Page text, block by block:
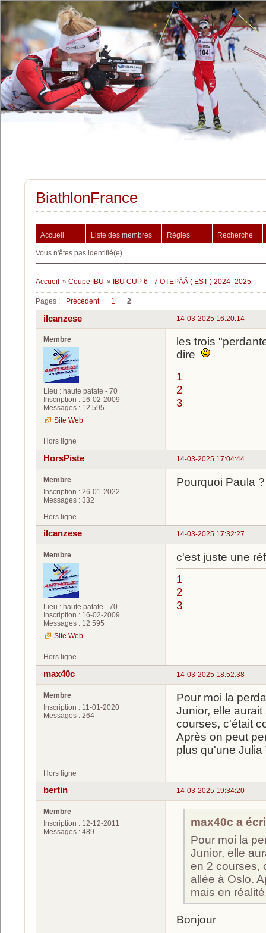
BiathlonFrance
Accueil Liste des membres Règles Recherche
Vous n'êtes pas identifié(e).
Accueil » Coupe IBU » IBU CUP 6 - 7 OTEPÄÄ ( EST ) 2024- 2025
Pages : Précédent 1 2
14-03-2025 16:20:14
ilcanzese
Membre
Lieu : haute patate - 70
Inscription : 16-02-2009
Messages : 12 595
Site Web
les trois
dire
1
2
3
Hors ligne
14-03-2025 17:04:44
HorsPiste
Membre
Inscription : 26-01-2022
Messages : 332
Pourquoi Paula ?
Hors ligne
14-03-2025 17:32:27
ilcanzese
Membre
Lieu : haute patate - 70
Inscription : 16-02-2009
Messages : 12 595
Site Web
c'est juste une
1
2
3
Hors ligne
14-03-2025 18:52:38
max40c
Membre
Inscription : 11-01-2020
Messages : 264
Pour moi la
Junior, elle
courses, c'était
Après on peut
plus qu'une Julia
Hors ligne
14-03-2025 19:34:20
bertin
Membre
Inscription : 12-12-2011
Messages : 489
max40c a
Pour moi la
Junior, elle
en 2 courses,
allée à Oslo.
mais en
Bonjour